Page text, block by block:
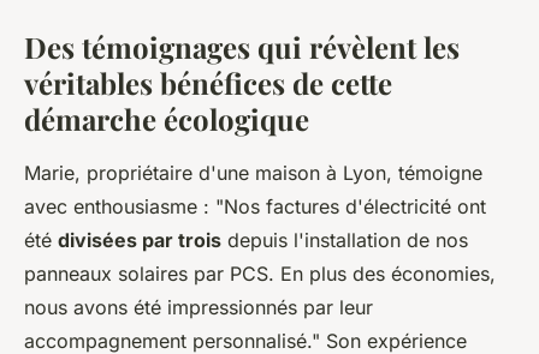
Des témoignages qui révèlent les
véritables bénéfices de cette
démarche écologique
Marie, propriétaire d'une maison à Lyon, témoigne
avec enthousiasme : "Nos factures d'électricité ont
été divisées par trois depuis l'installation de nos
panneaux solaires par PCS. En plus des économies,
nous avons été impressionnés par leur
accompagnement personnalisé." Son expérience